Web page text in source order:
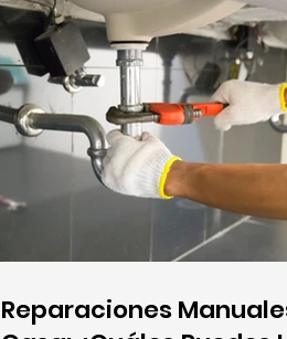
Reparaciones